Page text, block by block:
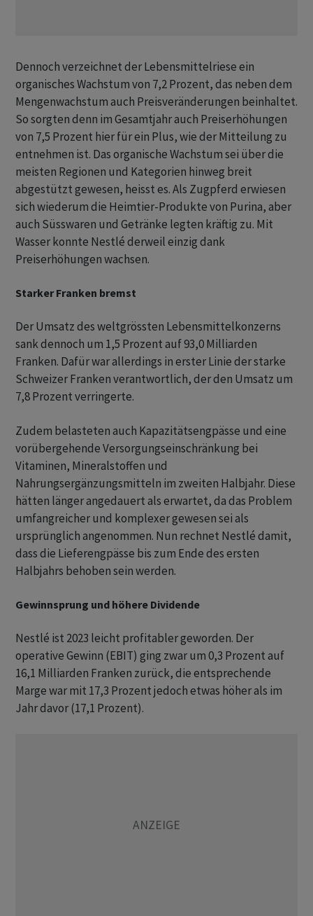
Dennoch verzeichnet der Lebensmittelriese ein
organisches Wachstum von 7,2 Prozent, das neben dem
Mengenwachstum auch Preisveränderungen beinhaltet.
So sorgten denn im Gesamtjahr auch Preiserhöhungen
von 7,5 Prozent hier für ein Plus, wie der Mitteilung zu
entnehmen ist. Das organische Wachstum sei über die
meisten Regionen und Kategorien hinweg breit
abgestützt gewesen, heisst es. Als Zugpferd erwiesen
sich wiederum die Heimtier-Produkte von Purina, aber
auch Süsswaren und Getränke legten kräftig zu. Mit
Wasser konnte Nestlé derweil einzig dank
Preiserhöhungen wachsen.
Starker Franken bremst
Der Umsatz des weltgrössten Lebensmittelkonzerns
sank dennoch um 1,5 Prozent auf 93,0 Milliarden
Franken. Dafür war allerdings in erster Linie der starke
Schweizer Franken verantwortlich, der den Umsatz um
7,8 Prozent verringerte.
Zudem belasteten auch Kapazitätsengpässe und eine
vorübergehende Versorgungseinschränkung bei
Vitaminen, Mineralstoffen und
Nahrungsergänzungsmitteln im zweiten Halbjahr. Diese
hätten länger angedauert als erwartet, da das Problem
umfangreicher und komplexer gewesen sei als
ursprünglich angenommen. Nun rechnet Nestlé damit,
dass die Lieferengpässe bis zum Ende des ersten
Halbjahrs behoben sein werden.
Gewinnsprung und höhere Dividende
Nestlé ist 2023 leicht profitabler geworden. Der
operative Gewinn (EBIT) ging zwar um 0,3 Prozent auf
16,1 Milliarden Franken zurück, die entsprechende
Marge war mit 17,3 Prozent jedoch etwas höher als im
Jahr davor (17,1 Prozent).